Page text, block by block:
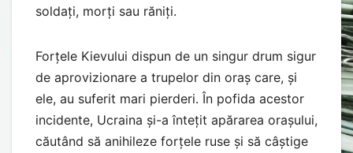
soldați, morți sau răniți.
Forțele Kievului dispun de un singur drum sigur
de aprovizionare a trupelor din oraș care, și
ele, au suferit mari pierderi. În pofida acestor
incidente, Ucraina și-a întețit apărarea orașului,
căutând să anihileze forțele ruse și să câștige